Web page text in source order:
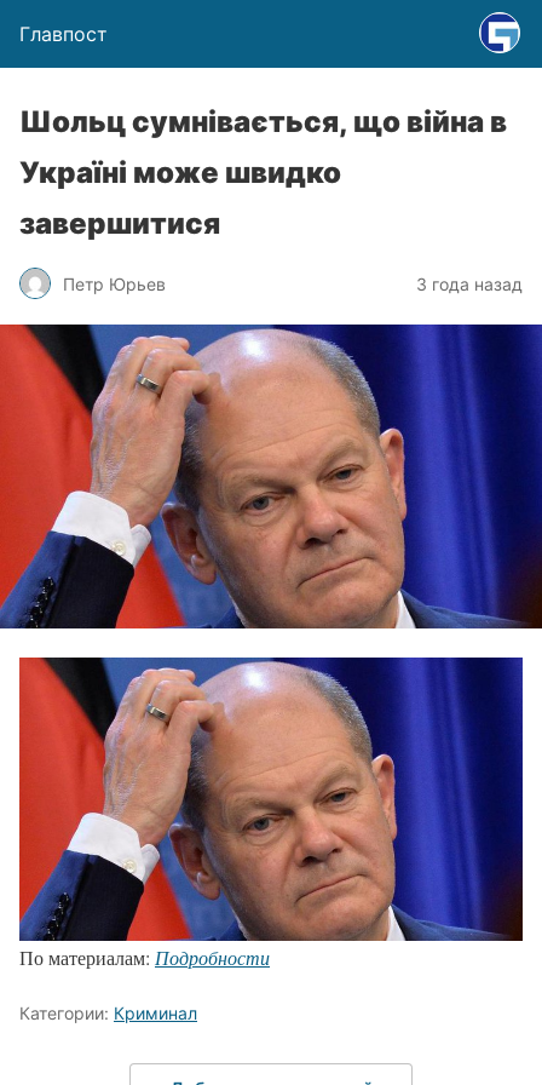
Главпост
Шольц сумнівається, що війна в
Україні може швидко
завершитися
Петр Юрьев 3 года назад
По материалам: Подробности
Категории: Криминал